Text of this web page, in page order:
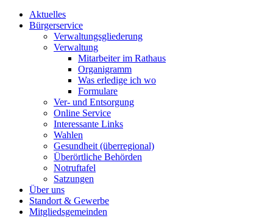
Aktuelles
Bürgerservice
Verwaltungsgliederung
Verwaltung
Mitarbeiter im Rathaus
Organigramm
Was erledige ich wo
Formulare
Ver- und Entsorgung
Online Service
Interessante Links
Wahlen
Gesundheit (überregional)
Überörtliche Behörden
Notruftafel
Satzungen
Über uns
Standort & Gewerbe
Mitgliedsgemeinden